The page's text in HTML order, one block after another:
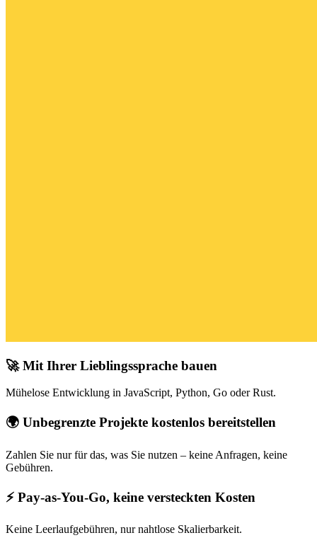
🚀 Mit Ihrer Lieblingssprache bauen
Mühelose Entwicklung in JavaScript, Python, Go oder Rust.
🌍 Unbegrenzte Projekte kostenlos bereitstellen
Zahlen Sie nur für das, was Sie nutzen – keine Anfragen, keine
Gebühren.
⚡ Pay-as-You-Go, keine versteckten Kosten
Keine Leerlaufgebühren, nur nahtlose Skalierbarkeit.